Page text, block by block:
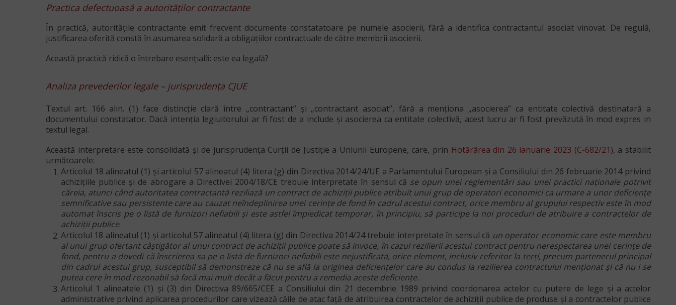
Practica defectuoasă a autorităților contractante
În practică, autoritățile contractante emit frecvent documente constatatoare pe numele asocierii, fără a identifica contractantul asociat vinovat. De regulă,
justificarea oferită constă în asumarea solidară a obligațiilor contractuale de către membrii asocierii.
Această practică ridică o întrebare esențială: este ea legală?
Analiza prevederilor legale – jurisprudența CJUE
Textul art. 166 alin. (1) face distincție clară între „contractant” și „contractant asociat”, fără a menționa „asocierea” ca entitate colectivă destinatară a
documentului constatator. Dacă intenția legiuitorului ar fi fost de a include și asocierea ca entitate colectivă, acest lucru ar fi fost prevăzută în mod expres in
textul legal.
Această interpretare este consolidată și de jurisprudența Curții de Justiție a Uniunii Europene, care, prin Hotărârea din 26 ianuarie 2023 (C-682/21), a stabilit
următoarele:
Articolul 18 alineatul (1) și articolul 57 alineatul (4) litera (g) din Directiva 2014/24/UE a Parlamentului European și a Consiliului din 26 februarie 2014 privind
achizițiile publice și de abrogare a Directivei 2004/18/CE trebuie interpretate în sensul că se opun unei reglementări sau unei practici naționale potrivit
căreia, atunci când autoritatea contractantă reziliază un contract de achiziții publice atribuit unui grup de operatori economici ca urmare a unor deficiențe
semnificative sau persistente care au cauzat neîndeplinirea unei cerințe de fond în cadrul acestui contract, orice membru al grupului respectiv este în mod
automat înscris pe o listă de furnizori nefiabili și este astfel împiedicat temporar, în principiu, să participe la noi proceduri de atribuire a contractelor de
achiziții publice.
Articolul 18 alineatul (1) și articolul 57 alineatul (4) litera (g) din Directiva 2014/24 trebuie interpretate în sensul că un operator economic care este membru
al unui grup ofertant câștigător al unui contract de achiziții publice poate să invoce, în cazul rezilierii acestui contract pentru nerespectarea unei cerințe de
fond, pentru a dovedi că înscrierea sa pe o listă de furnizori nefiabili este nejustificată, orice element, inclusiv referitor la terți, precum partenerul principal
din cadrul acestui grup, susceptibil să demonstreze că nu se află la originea deficiențelor care au condus la rezilierea contractului menționat și că nu i se
putea cere în mod rezonabil să facă mai mult decât a făcut pentru a remedia aceste deficiențe.
Articolul 1 alineatele (1) și (3) din Directiva 89/665/CEE a Consiliului din 21 decembrie 1989 privind coordonarea actelor cu putere de lege și a actelor
administrative privind aplicarea procedurilor care vizează căile de atac față de atribuirea contractelor de achiziții publice de produse și a contractelor publice